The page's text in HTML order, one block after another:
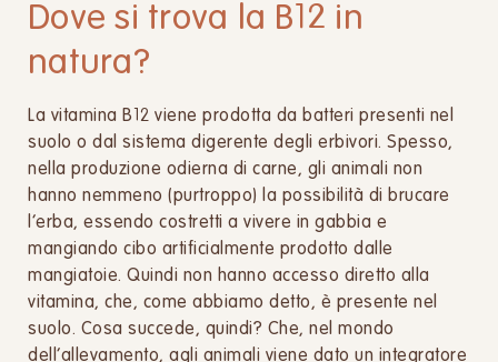
Dove si trova la B12 in
natura?
La vitamina B12 viene prodotta da batteri presenti nel
suolo o dal sistema digerente degli erbivori. Spesso,
nella produzione odierna di carne, gli animali non
hanno nemmeno (purtroppo) la possibilità di brucare
l’erba, essendo costretti a vivere in gabbia e
mangiando cibo artificialmente prodotto dalle
mangiatoie. Quindi non hanno accesso diretto alla
vitamina, che, come abbiamo detto, è presente nel
suolo. Cosa succede, quindi? Che, nel mondo
dell’allevamento, agli animali viene dato un integratore